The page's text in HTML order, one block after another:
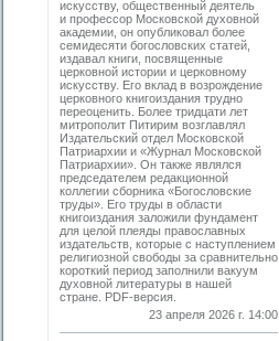
искусству, общественный деятель
и профессор Московской духовной
академии, он опубликовал более
семидесяти богословских статей,
издавал книги, посвященные
церковной истории и церковному
искусству. Его вклад в возрождение
церковного книгоиздания трудно
переоценить. Более тридцати лет
митрополит Питирим возглавлял
Издательский отдел Московской
Патриархии и «Журнал Московской
Патриархии». Он также являлся
председателем редакционной
коллегии сборника «Богословские
труды». Его труды в области
книгоиздания заложили фундамент
для целой плеяды православных
издательств, которые с наступлением
религиозной свободы за сравнительно
короткий период заполнили вакуум
духовной литературы в нашей
стране. PDF-версия.
23 апреля 2026 г. 14:00